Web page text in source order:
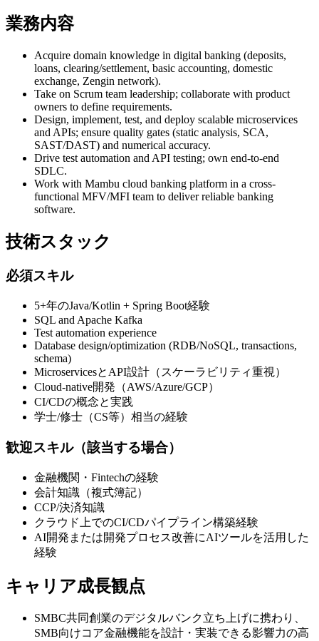
業務内容
Acquire domain knowledge in digital banking (deposits,
loans, clearing/settlement, basic accounting, domestic
exchange, Zengin network).
Take on Scrum team leadership; collaborate with product
owners to define requirements.
Design, implement, test, and deploy scalable microservices
and APIs; ensure quality gates (static analysis, SCA,
SAST/DAST) and numerical accuracy.
Drive test automation and API testing; own end-to-end
SDLC.
Work with Mambu cloud banking platform in a cross-
functional MFV/MFI team to deliver reliable banking
software.
技術スタック
必須スキル
5+年のJava/Kotlin + Spring Boot経験
SQL and Apache Kafka
Test automation experience
Database design/optimization (RDB/NoSQL, transactions,
schema)
MicroservicesとAPI設計（スケーラビリティ重視）
Cloud-native開発（AWS/Azure/GCP）
CI/CDの概念と実践
学士/修士（CS等）相当の経験
歓迎スキル（該当する場合）
金融機関・Fintechの経験
会計知識（複式簿記）
CCP/決済知識
クラウド上でのCI/CDパイプライン構築経験
AI開発または開発プロセス改善にAIツールを活用した
経験
キャリア成長観点
SMBC共同創業のデジタルバンク立ち上げに携わり、
SMB向けコア金融機能を設計・実装できる影響力の高